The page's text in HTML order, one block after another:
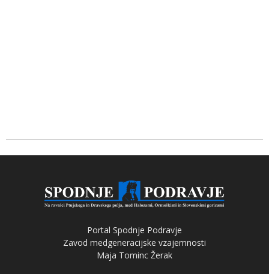
Portal Spodnje Podravje
Zavod medgeneracijske vzajemnosti
Maja Tominc Žerak